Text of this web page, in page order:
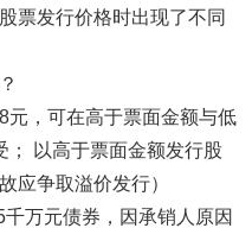
票发行价格时出现了不同
元，可在高于票面金额与低
； 以高于票面金额发行股
应争取溢价发行）
万元债券，因承销人原因